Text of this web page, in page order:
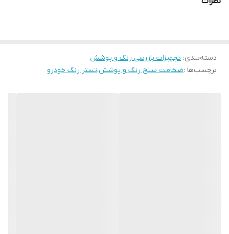
دسته‌بندی: تجهیزات بازرسی رنگ و پوشش
برچسب‌ها :ضخامت سنج رنگ و پوشش،تستر رنگ خودرو